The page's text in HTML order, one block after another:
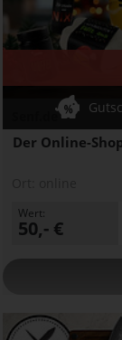
Senf.de
Der Online-
Wert:
50,- €